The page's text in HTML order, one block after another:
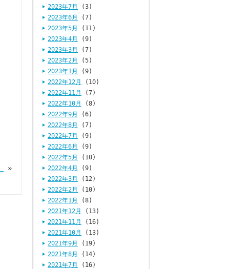
»
2023年7月
(3)
2023年6月
(7)
2023年5月
(11)
2023年4月
(9)
2023年3月
(7)
2023年2月
(5)
2023年1月
(9)
2022年12月
(10)
2022年11月
(7)
2022年10月
(8)
2022年9月
(6)
2022年8月
(7)
2022年7月
(9)
2022年6月
(9)
2022年5月
(10)
2022年4月
(9)
2022年3月
(12)
2022年2月
(10)
2022年1月
(8)
2021年12月
(13)
2021年11月
(16)
2021年10月
(13)
2021年9月
(19)
2021年8月
(14)
2021年7月
(16)